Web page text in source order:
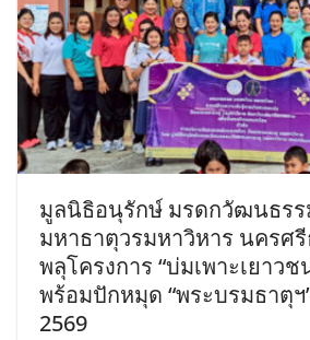
มูลนิธิอนุรักษ์ มรดกวัฒนธรร
มหาธาตุวรมหาวิหาร นครศ
พลุโครงการ “บ่มเพาะเยาว
พร้อมปักหมุด “พระบรมธาตุ
2569